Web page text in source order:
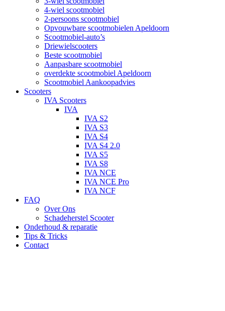
4-wiel scootmobiel
2-persoons scootmobiel
Opvouwbare scootmobielen Apeldoorn
Scootmobiel-auto’s
Driewielscooters
Beste scootmobiel
Aanpasbare scootmobiel
overdekte scootmobiel Apeldoorn
Scootmobiel Aankoopadvies
Scooters
IVA Scooters
IVA
IVA S2
IVA S3
IVA S4
IVA S4 2.0
IVA S5
IVA S8
IVA NCE
IVA NCE Pro
IVA NCF
FAQ
Over Ons
Schadeherstel Scooter
Onderhoud & reparatie
Tips & Tricks
Contact